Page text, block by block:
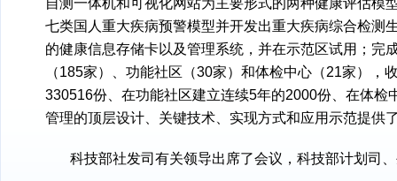
自测一体机和可视化网站为主要形式的两种健康评估
七类国人重大疾病预警模型并开发出重大疾病综合检测
的健康信息存储卡以及管理系统，并在示范区试用；完
（185家）、功能社区（30家）和体检中心（21家）
330516份、在功能社区建立连续5年的2000份、在体
管理的顶层设计、关键技术、实现方式和应用示范提供
科技部社发司有关领导出席了会议，科技部计划司